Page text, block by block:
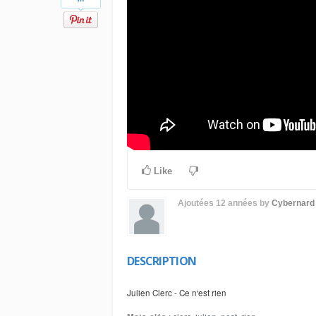
Like
Ajoutées 12 années by Cybernard
DESCRIPTION
Julien Clerc - Ce n'est rien